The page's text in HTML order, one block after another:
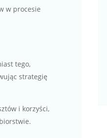
w procesie
tego,
strategię
i korzyści,